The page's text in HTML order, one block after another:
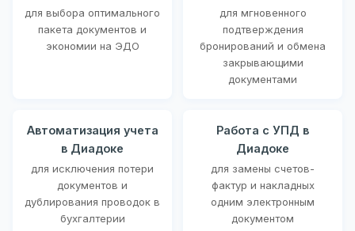
для выбора оптимального
пакета документов и
экономии на ЭДО
для мгновенного
подтверждения
бронирований и обмена
закрывающими
документами
Автоматизация учета
в Диадоке
для исключения потери
документов и
дублирования проводок в
бухгалтерии
Работа с УПД в
Диадоке
для замены счетов-
фактур и накладных
одним электронным
документом